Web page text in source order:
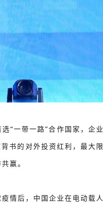
“一带一路”合作国家，企业
书的对外投资红利，最大限
赢。
情后，中国企业在电动载人